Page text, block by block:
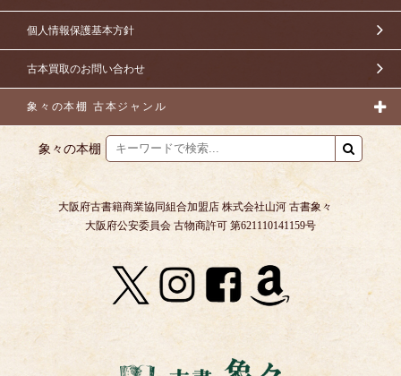
個人情報保護基本方針
古本買取のお問い合わせ
象々の本棚 古本ジャンル
象々の本棚
大阪府古書籍商業協同組合加盟店 株式会社山河 古書象々
大阪府公安委員会 古物商許可 第621110141159号